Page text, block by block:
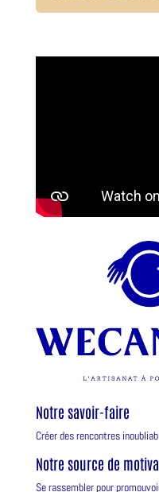
Notre savoir-faire
Créer des rencontres
Notre source de
Se rassembler pour